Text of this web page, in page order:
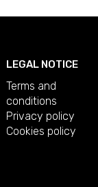
LEGAL NOTICE
Terms and
conditions
Privacy policy
Cookies policy